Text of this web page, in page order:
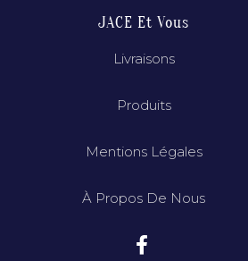
JACE Et Vous
Livraisons
Produits
Mentions Légales
À Propos De Nous